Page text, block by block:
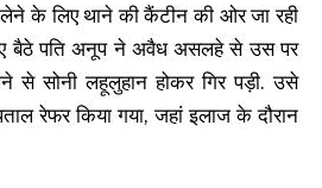
के लिए थाने की कैंटीन की ओर जा रही
बैठे पति अनूप ने अवैध असलहे से उस पर
से सोनी लहूलुहान होकर गिर पड़ी. उसे
रेफर किया गया, जहां इलाज के दौरान